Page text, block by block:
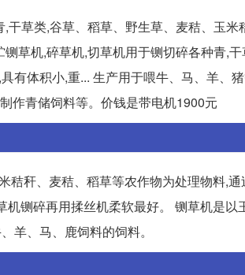
草类,谷草、稻草、野生草、麦秸、玉米
草机,碎草机,切草机用于铡切碎各种青,
有体积小,重... 生产用于喂牛、马、羊、
作青储饲料等。价钱是带电机1900元
秆、麦秸、稻草等农作物为处理物料,
铡碎再用揉丝机柔软最好。 铡草机是以
羊、马、鹿饲料的饲料。